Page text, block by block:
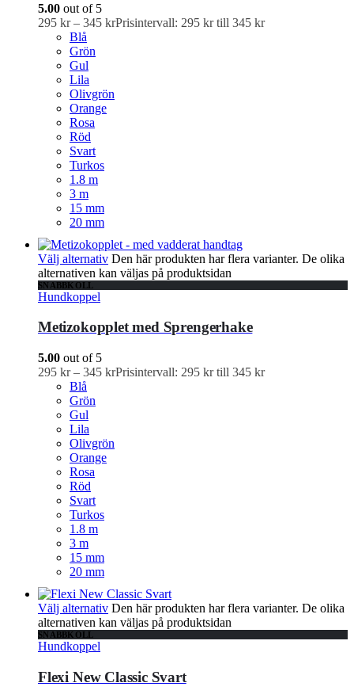
5.00 out of 5
295 kr – 345 krPrisintervall: 295 kr till 345 kr
Blå
Grön
Gul
Lila
Olivgrön
Orange
Rosa
Röd
Svart
Turkos
1.8 m
3 m
15 mm
20 mm
Välj alternativ Den här produkten har flera varianter. De olika
alternativen kan väljas på produktsidan
SNABBKOLL
Hundkoppel
Metizokopplet med Sprengerhake
5.00 out of 5
295 kr – 345 krPrisintervall: 295 kr till 345 kr
Blå
Grön
Gul
Lila
Olivgrön
Orange
Rosa
Röd
Svart
Turkos
1.8 m
3 m
15 mm
20 mm
Välj alternativ Den här produkten har flera varianter. De olika
alternativen kan väljas på produktsidan
SNABBKOLL
Hundkoppel
Flexi New Classic Svart